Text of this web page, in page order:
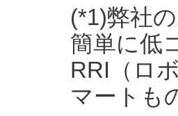
(*1)弊社
簡単に低
RRI（ロ
マートも